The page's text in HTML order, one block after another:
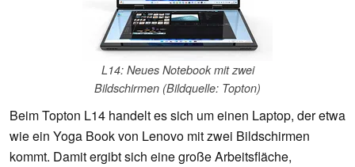
L14: Neues Notebook mit zwei
Bildschirmen (Bildquelle: Topton)
Beim Topton L14 handelt es sich um einen Laptop, der etwa
wie ein Yoga Book von Lenovo mit zwei Bildschirmen
kommt. Damit ergibt sich eine große Arbeitsfläche,